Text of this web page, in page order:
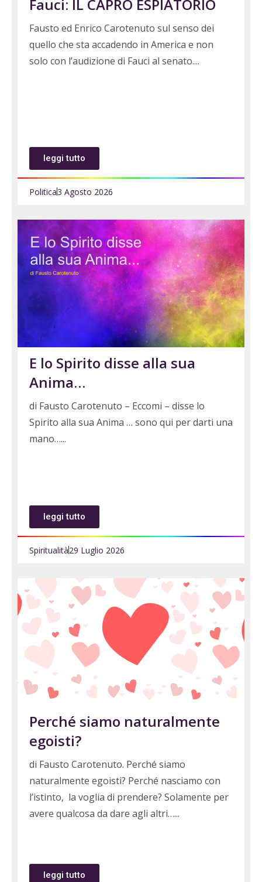
Fauci: IL CAPRO ESPIATORIO
Fausto ed Enrico Carotenuto sul senso dei
quello che sta accadendo in America e non
solo con l’audizione di Fauci al senato.
leggi tutto
Politica3 Agosto 2026
E lo Spirito disse alla sua
Anima…
di Fausto Carotenuto – Eccomi – disse lo
Spirito alla sua Anima … sono qui per darti una
mano…
leggi tutto
Spiritualità29 Luglio 2026
Perché siamo naturalmente
egoisti?
di Fausto Carotenuto. Perché siamo
naturalmente egoisti? Perché nasciamo con
l’istinto, la voglia di prendere? Solamente per
avere qualcosa da dare agli altri…
leggi tutto